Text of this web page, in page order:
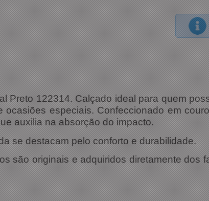
Preto 122314. Calçado ideal para quem
especiais. Confeccionado em
auxilia na absorção do impacto.
se destacam pelo conforto e durabilidade.
são originais e adquiridos diretamente dos